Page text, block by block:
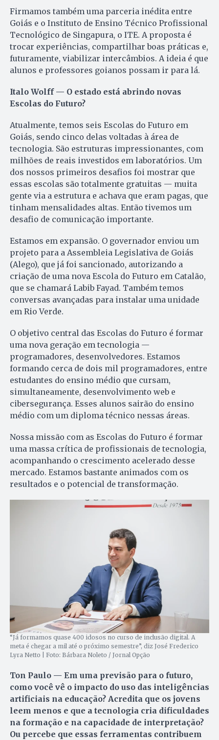
Firmamos também uma parceria inédita entre
Goiás e o Instituto de Ensino Técnico Profissional
Tecnológico de Singapura, o ITE. A proposta é
trocar experiências, compartilhar boas práticas e,
futuramente, viabilizar intercâmbios. A ideia é que
alunos e professores goianos possam ir para lá.
Italo Wolff — O estado está abrindo novas
Escolas do Futuro?
Atualmente, temos seis Escolas do Futuro em
Goiás, sendo cinco delas voltadas à área de
tecnologia. São estruturas impressionantes, com
milhões de reais investidos em laboratórios. Um
dos nossos primeiros desafios foi mostrar que
essas escolas são totalmente gratuitas — muita
gente via a estrutura e achava que eram pagas, que
tinham mensalidades altas. Então tivemos um
desafio de comunicação importante.
Estamos em expansão. O governador enviou um
projeto para a Assembleia Legislativa de Goiás
(Alego), que já foi sancionado, autorizando a
criação de uma nova Escola do Futuro em Catalão,
que se chamará Labib Fayad. Também temos
conversas avançadas para instalar uma unidade
em Rio Verde.
O objetivo central das Escolas do Futuro é formar
uma nova geração em tecnologia —
programadores, desenvolvedores. Estamos
formando cerca de dois mil programadores, entre
estudantes do ensino médio que cursam,
simultaneamente, desenvolvimento web e
cibersegurança. Esses alunos sairão do ensino
médio com um diploma técnico nessas áreas.
Nossa missão com as Escolas do Futuro é formar
uma massa crítica de profissionais de tecnologia,
acompanhando o crescimento acelerado desse
mercado. Estamos bastante animados com os
resultados e o potencial de transformação.
“Já formamos quase 400 idosos no curso de inclusão digital. A
meta é chegar a mil até o próximo semestre”, diz José Frederico
Lyra Netto | Foto: Bárbara Noleto / Jornal Opção
Ton Paulo — Em uma previsão para o futuro,
como você vê o impacto do uso das inteligências
artificiais na educação? Acredita que os jovens
leem menos e que a tecnologia cria dificuldades
na formação e na capacidade de interpretação?
Ou percebe que essas ferramentas contribuem